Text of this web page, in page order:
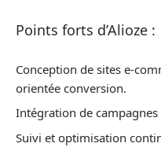
Points forts d’Alioze :
Conception de sites e-
orientée conversion.
Intégration de campagnes
Suivi et optimisation